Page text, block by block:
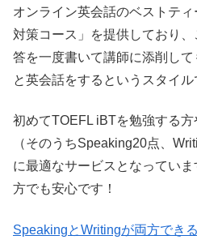
オンライン英会話のベストテ
対策コース」を提供しており
答を一度書いて講師に添削し
と英会話をするというスタイル
初めてTOEFL iBTを勉強する
（そのうちSpeaking20点、
に最適なサービスとなってい
方でも安心です！
SpeakingとWritingが両方でき